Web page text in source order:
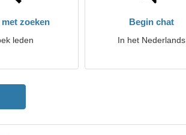
zoeken
leden
Begin chat
In het Nederlands